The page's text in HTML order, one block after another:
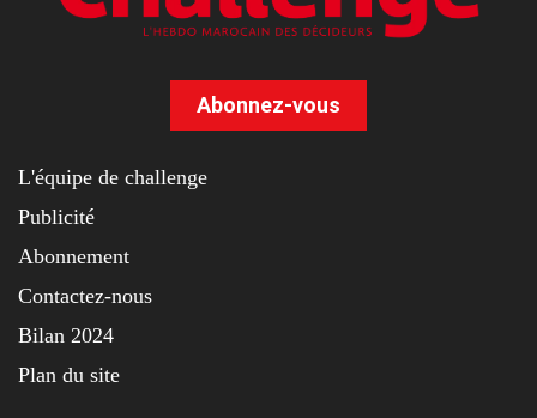
Abonnez-vous
L'équipe de challenge
Publicité
Abonnement
Contactez-nous
Bilan 2024
Plan du site